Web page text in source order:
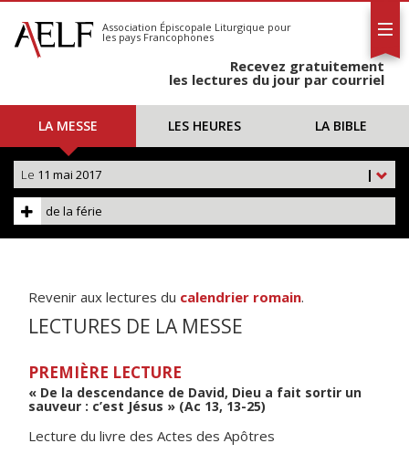
S'abonner
Calendrier
Association Épiscopale Liturgique pour
les pays Francophones
Recevez gratuitement
les lectures du jour par courriel
LA MESSE LES HEURES LA BIBLE
|
Le 11 mai 2017
de la férie
Revenir aux lectures du calendrier romain.
LECTURES DE LA MESSE
PREMIÈRE LECTURE
« De la descendance de David, Dieu a fait sortir un
sauveur : c’est Jésus » (Ac 13, 13-25)
Lecture du livre des Actes des Apôtres